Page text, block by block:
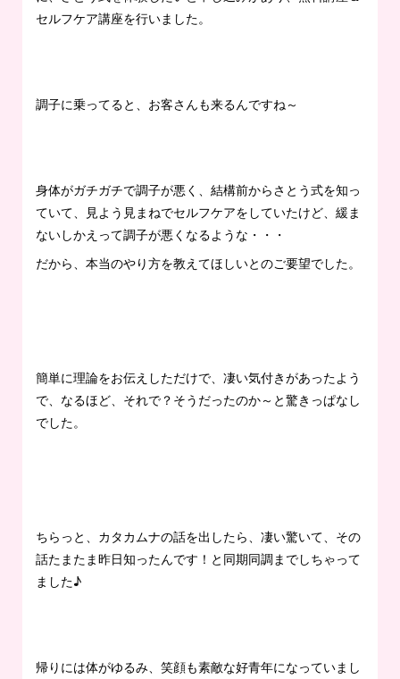
セルフケア講座を行いました。
調子に乗ってると、お客さんも来るんですね～
身体がガチガチで調子が悪く、結構前からさとう式を知っ
ていて、見よう見まねでセルフケアをしていたけど、緩ま
ないしかえって調子が悪くなるような・・・
だから、本当のやり方を教えてほしいとのご要望でした。
簡単に理論をお伝えしただけで、凄い気付きがあったよう
で、なるほど、それで？そうだったのか～と驚きっぱなし
でした。
ちらっと、カタカムナの話を出したら、凄い驚いて、その
話たまたま昨日知ったんです！と同期同調までしちゃって
ました♪
帰りには体がゆるみ、笑顔も素敵な好青年になっていまし